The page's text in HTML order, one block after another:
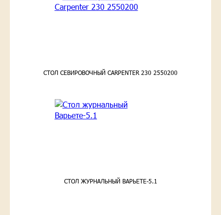
СТОЛ СЕВИРОВОЧНЫЙ CARPENTER 230 2550200
СТОЛ ЖУРНАЛЬНЫЙ ВАРЬЕТЕ-5.1